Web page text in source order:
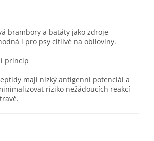
brambory a batáty jako zdroje
i pro psy citlivé na obiloviny.
princip
mají nízký antigenní potenciál a
riziko nežádoucích reakcí